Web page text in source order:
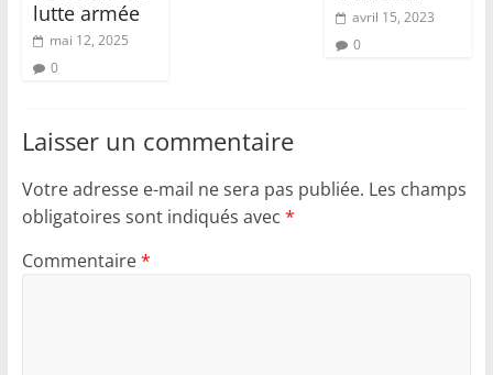
lutte armée
mai 12, 2025
0
avril 15, 2023
0
Laisser un commentaire
Votre adresse e-mail ne sera pas publiée. Les champs
obligatoires sont indiqués avec *
Commentaire*